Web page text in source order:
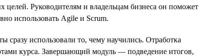
целей. Руководителям и владельцам бизнеса он поможет
использовать Agile и Scrum.
сразу использовали то, чему научились. Отработка
курса. Завершающий модуль — подведение итогов,